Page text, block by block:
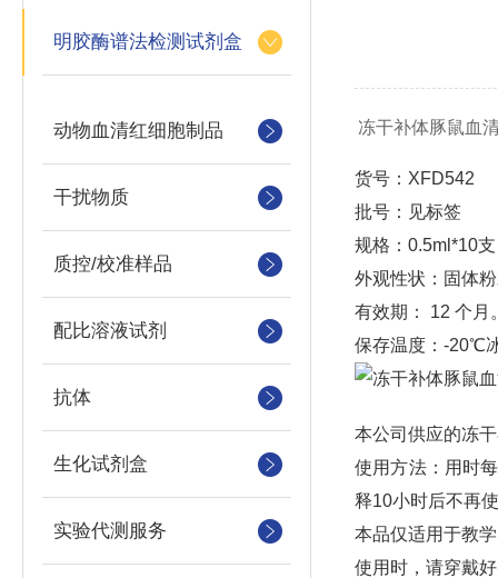
明胶酶谱法检测试剂盒
动物血清红细胞制品
干扰物质
质控/校准样品
配比溶液试剂
抗体
生化试剂盒
实验代测服务
冻干补体豚鼠血
货号：XFD542
批号：见标签
规格：0.5ml*10支
外观性状：固体
有效期： 12 个月
保存温度：-20℃
本公司供应的冻
使用方法：用时
释10小时后不再
本品仅适用于教
使用时，请穿戴